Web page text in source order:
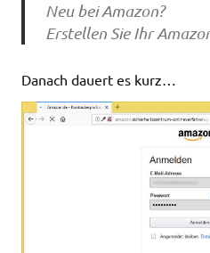
Neu bei Amazon?
Erstellen Sie Ihr
Danach dauert es kurz…